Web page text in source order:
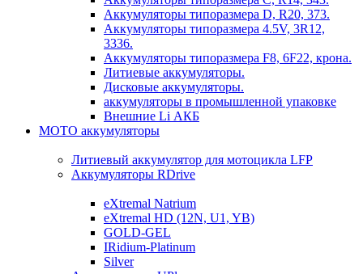
Аккумуляторы типоразмера D, R20, 373.
Аккумуляторы типоразмера 4.5V, 3R12,
3336.
Аккумуляторы типоразмера F8, 6F22, крона.
Литиевые аккумуляторы.
Дисковые аккумуляторы.
аккумуляторы в промышленной упаковке
Внешние Li АКБ
МОТО аккумуляторы
Литиевый аккумулятор для мотоцикла LFP
Аккумуляторы RDrive
eXtremal Natrium
eXtremal HD (12N, U1, YB)
GOLD-GEL
IRidium-Platinum
Silver